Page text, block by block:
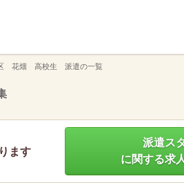
花畑 高校生 派遣の一覧
ます
派遣ス
に関する求